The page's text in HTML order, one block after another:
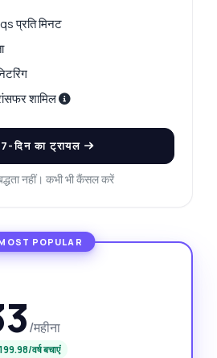
प्रति मिनट
शामिल
दिन का ट्रायल
नहीं। कभी भी कैंसल करें
/महीना
वर्ष बचाएं